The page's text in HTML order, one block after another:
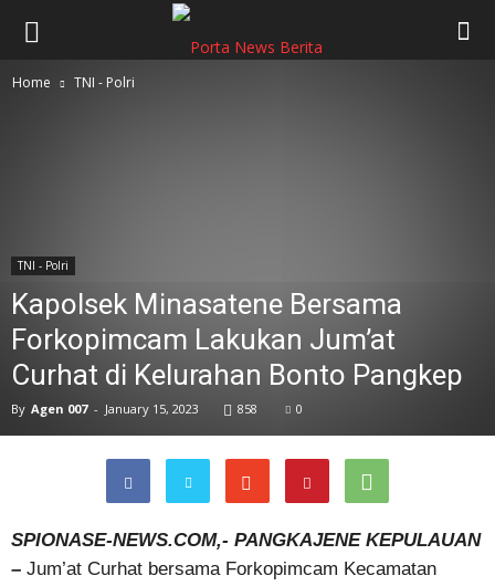
Home TNI - Polri
TNI - Polri
Kapolsek Minasatene Bersama
Forkopimcam Lakukan Jum’at
Curhat di Kelurahan Bonto Pangkep
By Agen 007 - January 15, 2023 858 0
SPIONASE-NEWS.COM,- PANGKAJENE KEPULAUAN
– Jum’at Curhat bersama Forkopimcam Kecamatan